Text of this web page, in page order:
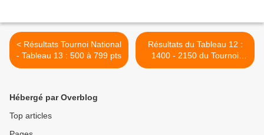
< Résultats Tournoi National
- Tableau 13 : 500 à 799 pts
Résultats du Tableau 12 :
1400 - 2150 du Tournoi
National >
Hébergé par Overblog
Top articles